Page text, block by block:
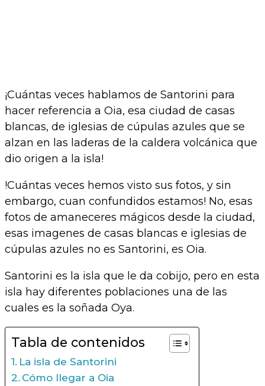
¡Cuántas veces hablamos de Santorini para
hacer referencia a Oia, esa ciudad de casas
blancas, de iglesias de cúpulas azules que se
alzan en las laderas de la caldera volcánica que
dio origen a la isla!
!Cuántas veces hemos visto sus fotos, y sin
embargo, cuan confundidos estamos! No, esas
fotos de amaneceres mágicos desde la ciudad,
esas imagenes de casas blancas e iglesias de
cúpulas azules no es Santorini, es Oia.
Santorini es la isla que le da cobijo, pero en esta
isla hay diferentes poblaciones una de las
cuales es la soñada Oya.
Tabla de contenidos
La isla de Santorini
Cómo llegar a Oia